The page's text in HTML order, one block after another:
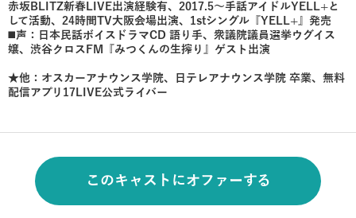
赤坂BLITZ新春LIVE出演経験有、2017.5〜手話アイドルYELL+と
して活動、24時間TV大阪会場出演、1stシングル『YELL+』発売
◼️声：日本民話ボイスドラマCD 語り手、衆議院議員選挙ウグイス
嬢、渋谷クロスFM『みつくんの生搾り』ゲスト出演
★他：オスカーアナウンス学院、日テレアナウンス学院 卒業、無料
配信アプリ17LIVE公式ライバー
このキャストにオファーする